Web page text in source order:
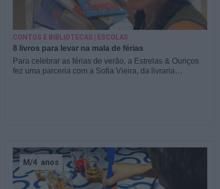
8 livros para levar na mala de férias
Para celebrar as férias de verão, a Estrelas & Ouriços
fez uma parceria com a Sofia Vieira, da livraria…
CONTOS E BIBLIOTECAS | ESCOLAS
M/4 anos